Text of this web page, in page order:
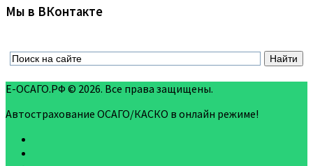
Мы в ВКонтакте
Е-ОСАГО.РФ © 2026. Все права защищены.
Автострахование ОСАГО/КАСКО в онлайн режиме!